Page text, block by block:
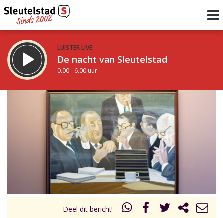
LUISTER LIVE:
De nacht van Sleutelstad
0.00 - 6.00 uur
De ochtend van Sleutelstad
6.00 - 12.00 uur
uur 1 van 0
Deel dit bericht!